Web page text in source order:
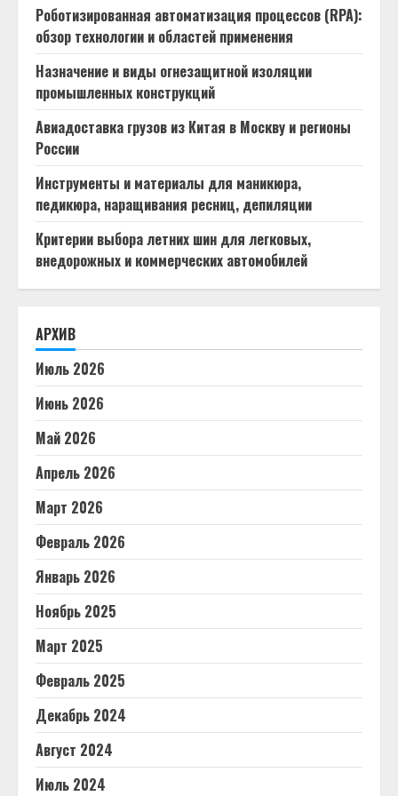
Роботизированная автоматизация процессов (RPA):
обзор технологии и областей применения
Назначение и виды огнезащитной изоляции
промышленных конструкций
Авиадоставка грузов из Китая в Москву и регионы
России
Инструменты и материалы для маникюра,
педикюра, наращивания ресниц, депиляции
Критерии выбора летних шин для легковых,
внедорожных и коммерческих автомобилей
АРХИВ
Июль 2026
Июнь 2026
Май 2026
Апрель 2026
Март 2026
Февраль 2026
Январь 2026
Ноябрь 2025
Март 2025
Февраль 2025
Декабрь 2024
Август 2024
Июль 2024